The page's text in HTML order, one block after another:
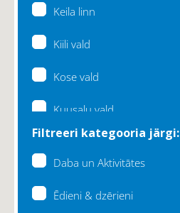
Keila linn
Kiili vald
Kose vald
Kuusalu vald
Lääne-Harju vald
Filtreeri kategooria järgi:
Daba un Aktivitātes
Ēdieni & dzērieni